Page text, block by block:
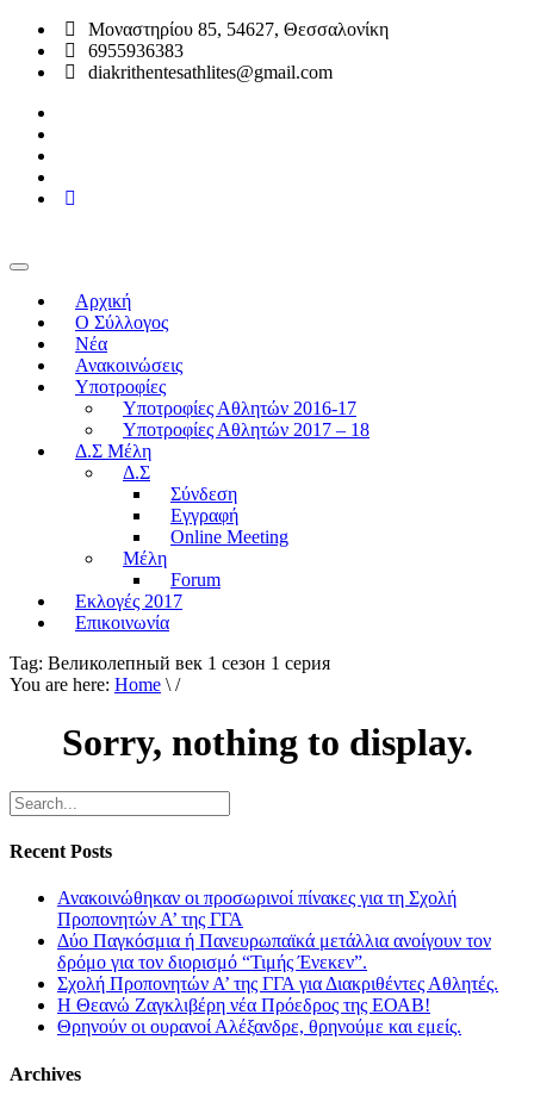
Μοναστηρίου 85, 54627, Θεσσαλονίκη
6955936383
diakrithentesathlites@gmail.com
Αρχική
O Σύλλογος
Νέα
Ανακοινώσεις
Υποτροφίες
Υποτροφίες Αθλητών 2016-17
Υποτροφίες Αθλητών 2017 – 18
Δ.Σ Μέλη
Δ.Σ
Σύνδεση
Εγγραφή
Online Meeting
Μέλη
Forum
Εκλογές 2017
Επικοινωνία
Tag: Великолепный век 1 сезон 1 серия
You are here: Home \ /
Sorry, nothing to display.
Recent Posts
Ανακοινώθηκαν οι προσωρινοί πίνακες για τη Σχολή
Προπονητών Α’ της ΓΓΑ
Δύο Παγκόσμια ή Πανευρωπαϊκά μετάλλια ανοίγουν τον
δρόμο για τον διορισμό “Τιμής Ένεκεν”.
Σχολή Προπονητών Α’ της ΓΓΑ για Διακριθέντες Αθλητές.
Η Θεανώ Ζαγκλιβέρη νέα Πρόεδρος της ΕΟΑΒ!
Θρηνούν οι ουρανοί Αλέξανδρε, θρηνούμε και εμείς.
Archives